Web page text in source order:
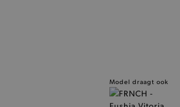
Model draagt ook